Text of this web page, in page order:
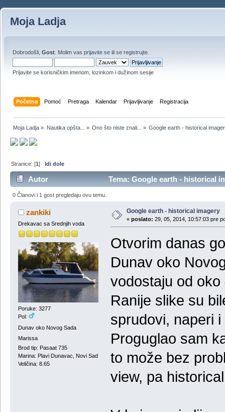
Moja Ladja
Dobrodošli, Gost . Molim vas prijavite se ili se registrujte
Prijavite se korisničkim imenom, lozinkom i dužinom sesije
Početna Pomoć Pretraga Kalendar Prijavljivanje Registracija
Moja Ladja » Nautika opšta... » Ono što niste znali... » Google earth - historical
Stranice: [1]Idi dole
Autor Tema: Google earth - historical
0 Članovi i 1 gost pregledaju ovu temu.
zankiki
Drekavac sa Srednjih voda
Poruke: 3277
Pol:
Dunav oko Novog Sada
Marissa
Brod tip: Pasaat 735
Marina: Plavi Dunavac, Novi Sad
Veličina: 8.65
Google earth - historical imagery
« poslato: 29, 05, 2014, 10:57:03 pre
Otvorim danas
Dunav oko
vodostaju od oko
Ranije slike su
sprudovi, naperi i
Proguglao sam
to može bez
view, pa